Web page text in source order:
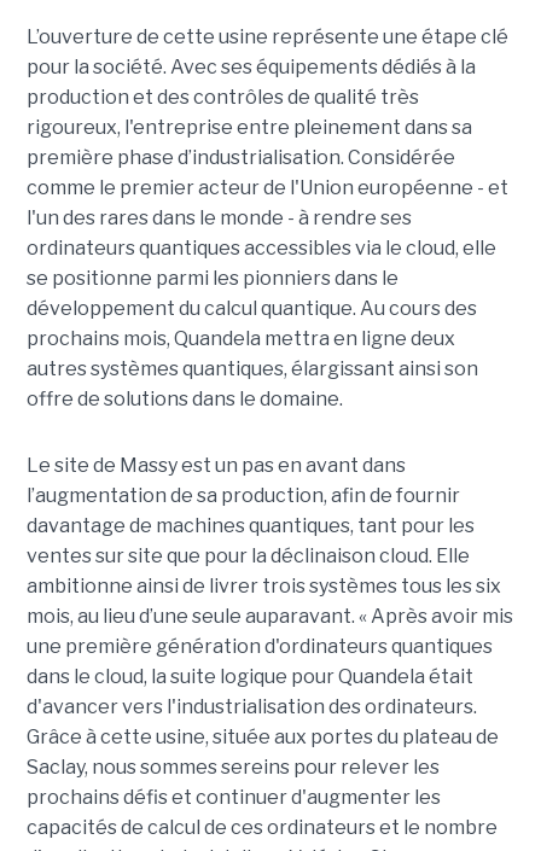
L’ouverture de cette usine représente une étape clé
pour la société. Avec ses équipements dédiés à la
production et des contrôles de qualité très
rigoureux, l'entreprise entre pleinement dans sa
première phase d’industrialisation. Considérée
comme le premier acteur de l'Union européenne - et
l'un des rares dans le monde - à rendre ses
ordinateurs quantiques accessibles via le cloud, elle
se positionne parmi les pionniers dans le
développement du calcul quantique. Au cours des
prochains mois, Quandela mettra en ligne deux
autres systèmes quantiques, élargissant ainsi son
offre de solutions dans le domaine.
Le site de Massy est un pas en avant dans
l’augmentation de sa production, afin de fournir
davantage de machines quantiques, tant pour les
ventes sur site que pour la déclinaison cloud. Elle
ambitionne ainsi de livrer trois systèmes tous les six
mois, au lieu d’une seule auparavant. « Après avoir mis
une première génération d'ordinateurs quantiques
dans le cloud, la suite logique pour Quandela était
d'avancer vers l'industrialisation des ordinateurs.
Grâce à cette usine, située aux portes du plateau de
Saclay, nous sommes sereins pour relever les
prochains défis et continuer d'augmenter les
capacités de calcul de ces ordinateurs et le nombre